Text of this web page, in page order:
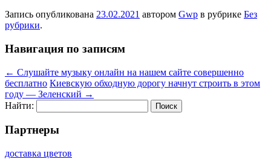
Запись опубликована 23.02.2021 автором Gwp в рубрике Без
рубрики.
Навигация по записям
← Слушайте музыку онлайн на нашем сайте совершенно
бесплатно Киевскую обходную дорогу начнут строить в этом
году — Зеленский →
Найти:
Партнеры
доставка цветов